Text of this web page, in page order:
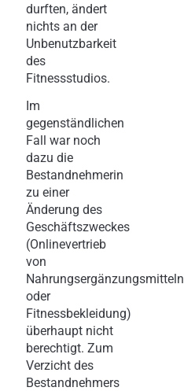
durften, ändert
nichts an der
Unbenutzbarkeit
des
Fitnessstudios.
Im
gegenständlichen
Fall war noch
dazu die
Bestandnehmerin
zu einer
Änderung des
Geschäftszweckes
(Onlinevertrieb
von
Nahrungsergänzungsmitteln
oder
Fitnessbekleidung)
überhaupt nicht
berechtigt. Zum
Verzicht des
Bestandnehmers